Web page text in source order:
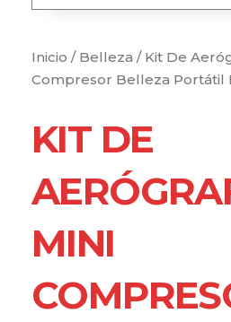
Inicio / Belleza / Kit De
Compresor Belleza Portátil
KIT DE
MINI